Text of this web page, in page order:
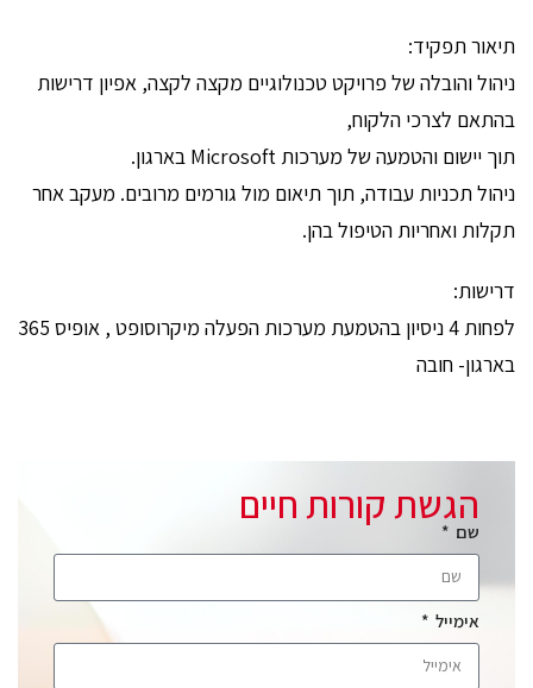
תיאור תפקיד:
ניהול והובלה של פרויקט טכנולוגיים מקצה לקצה, אפיון דרישות
בהתאם לצרכי הלקוח,
תוך יישום והטמעה של מערכות Microsoft בארגון.
ניהול תכניות עבודה, תוך תיאום מול גורמים מרובים. מעקב אחר
תקלות ואחריות הטיפול בהן.
דרישות:
לפחות 4 ניסיון בהטמעת מערכות הפעלה מיקרוסופט , אופיס 365
בארגון- חובה
הגשת קורות חיים
שם
אימייל